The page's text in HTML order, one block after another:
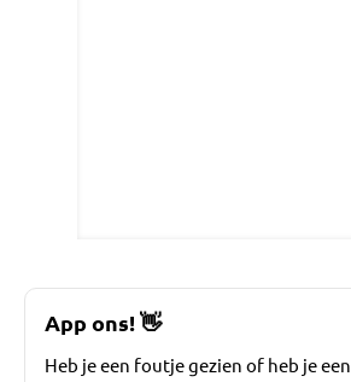
App ons!👋
Heb je een foutje gezien of heb je een